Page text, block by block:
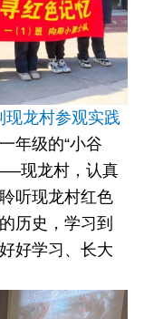
现龙村参观实践
年级的“小谷
现龙村，认真
听现龙村红色
历史，学习到
好学习、长大